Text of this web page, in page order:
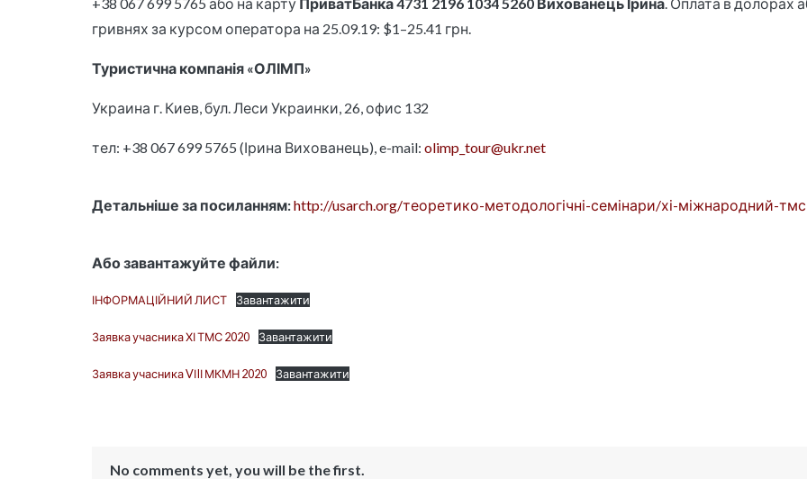
гривнях за курсом оператора на 25.09.19: $1–25.41 грн.
Туристична компанія «ОЛІМП»
Украина г. Киев, бул. Леси Украинки, 26, офис 132
тел: +38 067 699 5765 (Ірина Вихованець), e-mail: olimp_tour@ukr.net
Детальніше за посиланням:http://usarch.org/теоретико-методологічні-семінари/хі-міжнародний-
Або завантажуйте файли:
ІНФОРМАЦІЙНИЙ ЛИСТ Завантажити
Заявка учасника ХІ ТМС 2020 Завантажити
Заявка учасника VІIІ МКМН 2020 Завантажити
No comments yet, you will be the first.